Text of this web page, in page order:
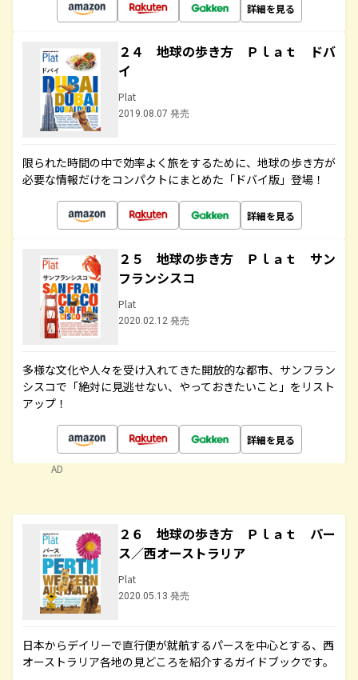
詳細を見る
２４ 地球の歩き方 Ｐｌａｔ ドバ
イ
Plat
2019.08.07 発売
限られた時間の中で効率よく旅をするために、地球の歩き方が
必要な情報だけをコンパクトにまとめた「ドバイ版」登場！
詳細を見る
２５ 地球の歩き方 Ｐｌａｔ サン
フランシスコ
Plat
2020.02.12 発売
多様な文化や人々を受け入れてきた開放的な都市、サンフラン
シスコで「絶対に見逃せない、やっておきたいこと」をリスト
アップ！
詳細を見る
AD
２６ 地球の歩き方 Ｐｌａｔ パー
ス／西オーストラリア
Plat
2020.05.13 発売
日本からデイリーで直行便が就航するパースを中心とする、西
オーストラリア各地の見どころを紹介するガイドブックです。